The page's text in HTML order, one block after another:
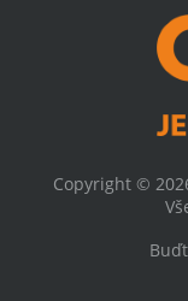
Copyright ©